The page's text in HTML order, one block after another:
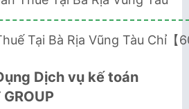
Tại Bà Rịa Vũng Tàu Chỉ【
Dịch vụ kế toán